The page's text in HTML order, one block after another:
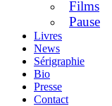
Films
Pause
Livres
News
Sérigraphie
Bio
Presse
Contact